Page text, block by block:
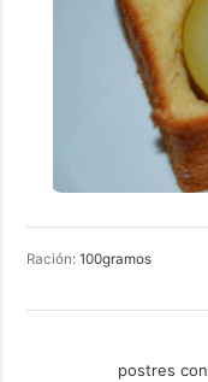
Ración:100gramos
postres